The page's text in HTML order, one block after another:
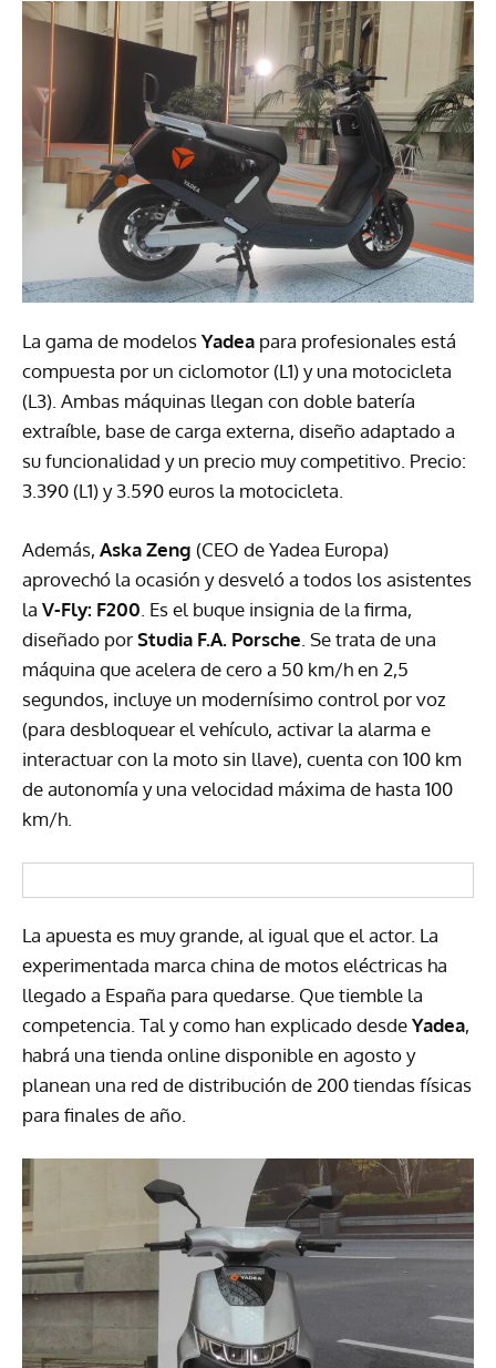
La gama de modelosYadea para profesionales está
compuesta por un ciclomotor (L1) y una motocicleta
(L3). Ambas máquinas llegan con doble batería
extraíble, base de carga externa, diseño adaptado a
su funcionalidad y un precio muy competitivo. Precio:
3.390 (L1) y 3.590 euros la motocicleta.
Además, Aska Zeng (CEO de Yadea Europa)
aprovechó la ocasión y desveló a todos los asistentes
la V-Fly: F200 . Es el buque insignia de la firma,
diseñado porStudia F.A. Porsche . Se trata de una
máquina que acelera de cero a 50 km/h en 2,5
segundos, incluye un modernísimo control por voz
(para desbloquear el vehículo, activar la alarma e
interactuar con la moto sin llave), cuenta con 100 km
de autonomía y una velocidad máxima de hasta 100
km/h.
La apuesta es muy grande, al igual que el actor. La
experimentada marca china de motos eléctricas ha
llegado a España para quedarse. Que tiemble la
competencia. Tal y como han explicado desdeYadea,
habrá una tienda online disponible en agosto y
planean una red de distribución de 200 tiendas físicas
para finales de año.